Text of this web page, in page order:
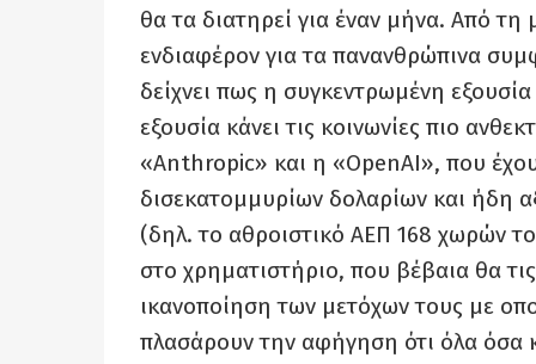
θα τα διατηρεί για έναν μήνα. Από
ενδιαφέρον για τα πανανθρώπινα
δείχνει πως η συγκεντρωμένη
εξουσία κάνει τις κοινωνίες πιο
«Anthropic» και η «OpenAI», που
δισεκατομμυρίων δολαρίων και ήδη
(δηλ. το αθροιστικό ΑΕΠ 168 χωρών
στο χρηματιστήριο, που βέβαια θα
ικανοποίηση των μετόχων τους με
πλασάρουν την αφήγηση ότι όλα όσα